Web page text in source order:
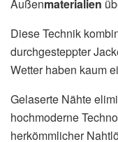
Außenmaterialien
Diese Technik
durchgesteppter
Wetter haben kaum
Gelaserte Nähte
hochmoderne
herkömmlicher